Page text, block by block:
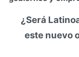
¿Será
este nuevo